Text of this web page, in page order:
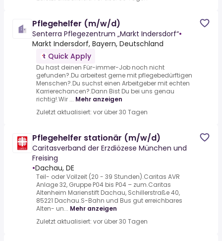
Pflegehelfer (m/w/d)
Senterra Pflegezentrum „Markt Indersdorf“•
Markt Indersdorf, Bayern, Deutschland
Quick Apply
Du hast deinen Für-immer-Job noch nicht
gefunden?.Du arbeitest gerne mit pflegebedürftigen
Menschen?.Du suchst einen Arbeitgeber mit echten
Karrierechancen?.Dann Bist Du bei uns genau
richtig!.Wir ... Mehr anzeigen
Zuletzt aktualisiert: vor über 30 Tagen
Pflegehelfer stationär (m/w/d)
Caritasverband der Erzdiözese München und
Freising
•Dachau, DE
Teil- oder Vollzeit (20 - 39 Stunden).Caritas AVR
Anlage 32, Gruppe P04 bis P04 – zum.Caritas
Altenheim Marienstift Dachau, Schillerstraße 40,
85221 Dachau.S-Bahn und Bus gut erreichbares
Alten- un... Mehr anzeigen
Zuletzt aktualisiert: vor über 30 Tagen